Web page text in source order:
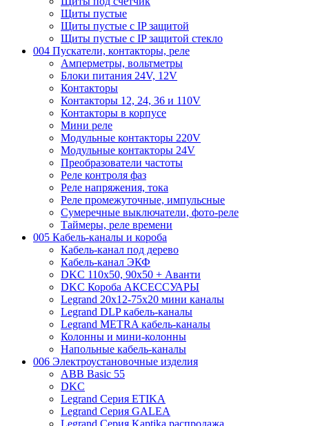
Щиты пустые
Щиты пустые с IP защитой
Щиты пустые с IP защитой стекло
004 Пускатели, контакторы, реле
Амперметры, вольтметры
Блоки питания 24V, 12V
Контакторы
Контакторы 12, 24, 36 и 110V
Контакторы в корпусе
Мини реле
Модульные контакторы 220V
Модульные контакторы 24V
Преобразователи частоты
Реле контроля фаз
Реле напряжения, тока
Реле промежуточные, импульсные
Сумеречные выключатели, фото-реле
Таймеры, реле времени
005 Кабель-каналы и короба
Кабель-канал под дерево
Кабель-канал ЭКФ
DKC 110х50, 90х50 + Аванти
DKC Короба АКСЕССУАРЫ
Legrand 20х12-75х20 мини каналы
Legrand DLP кабель-каналы
Legrand METRA кабель-каналы
Колонны и мини-колонны
Напольные кабель-каналы
006 Электроустановочные изделия
ABB Basic 55
DKC
Legrand Серия ETIKA
Legrand Серия GALEA
Legrand Серия Kaptika распродажа